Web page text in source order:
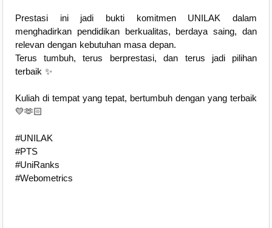
Prestasi ini jadi bukti komitmen UNILAK dalam
menghadirkan pendidikan berkualitas, berdaya saing, dan
relevan dengan kebutuhan masa depan.
Terus tumbuh, terus berprestasi, dan terus jadi pilihan
terbaik ✨
Kuliah di tempat yang tepat, bertumbuh dengan yang terbaik
💛🫶🏻
#UNILAK
#PTS
#UniRanks
#Webometrics